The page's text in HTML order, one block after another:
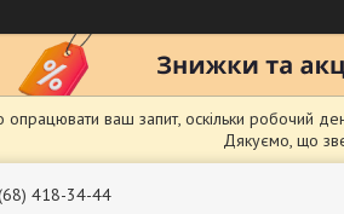
ваш запит, оскільки робочий
Дякуємо, що
418-34-44